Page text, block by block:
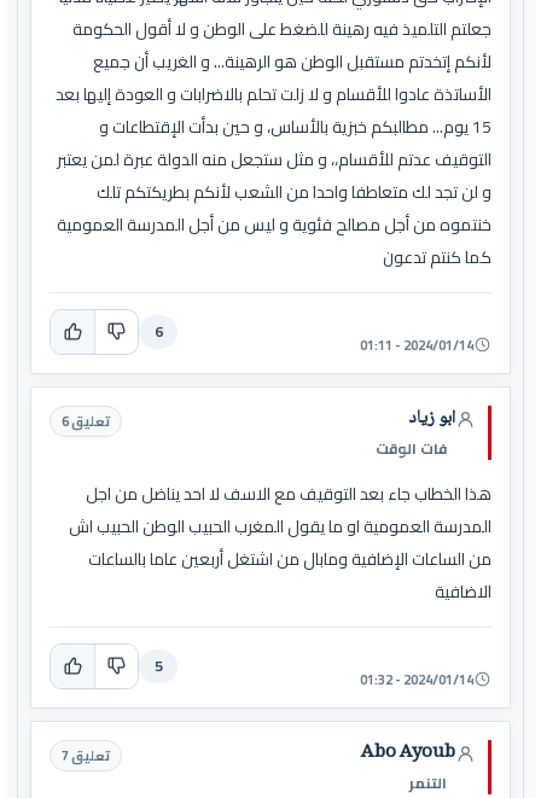
جعلتم التلميذ فيه رهينة للضغط على الوطن و لا أقول الحكومة
لأنكم إتخدتم مستقبل الوطن هو الرهينة... و الغريب أن جميع
الأساتذة عادوا للأقسام و لا زلت تحلم بالاضرابات و العودة إليها بعد
15 يوم... مطالبكم خبزية بالأساس، و حين بدأت الإقتطاعات و
التوقيف عدتم للأقسام،، و مثل ستجعل منه الدولة عبرة لمن يعتبر
و لن تجد لك متعاطفا واحدا من الشعب لأنكم بطريكتكم تلك
خنتموه من أجل مصالح فئوية و ليس من أجل المدرسة العمومية
كما كنتم تدعون
2024/01/14 - 01:11
6
ابو زياد
فات الوقت
تعليق 6
ھذا الخطاب جاء بعد التوقيف مع الاسف لا احد يناضل من اجل
المدرسة العمومية او ما يقول المغرب الحبيب الوطن الحبيب اش
من الساعات الإضافية ومابال من اشتغل أربعين عاما بالساعات
الاضافية
2024/01/14 - 01:32
5
Abo Ayoub
التنمر
تعليق 7